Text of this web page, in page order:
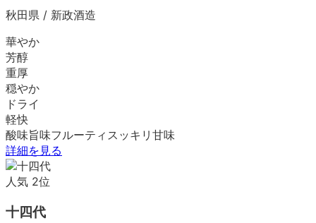
秋田県 / 新政酒造
華やか
芳醇
重厚
穏やか
ドライ
軽快
酸味旨味フルーティ スッキリ 甘味
詳細を見る
人気 2位
十四代